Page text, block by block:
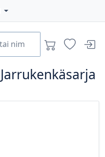
Jarrukenkäsarja